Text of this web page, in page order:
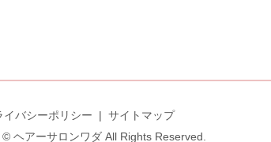
イバシーポリシー
サイトマップ
ヘアーサロンワダ All Rights Reserved.